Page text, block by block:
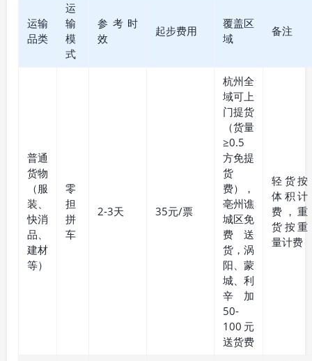
运输
品类
运
输
模
式
参考时
效
起步费用
覆盖区
域
备注
普通
货物
（服
装、
快消
品、
建材
等）
零
担
拼
车
2-3天 35元/票
杭州全
域可上
门提货
（货量
≥0.5
方免提
货
费），
亳州谯
城区免
费送
货，涡
阳、蒙
城、利
辛加
50-
100元
送货费
轻货按
体积计
费，重
货按重
量计费